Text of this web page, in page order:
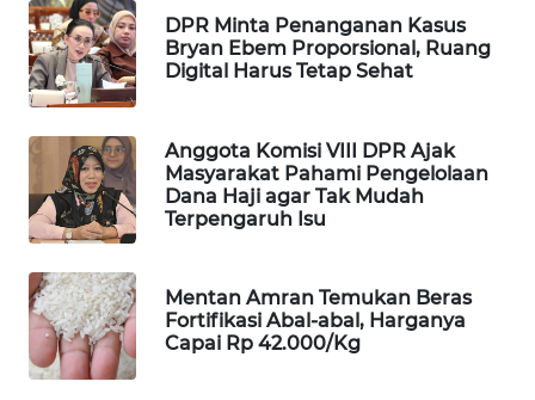
DPR Minta Penanganan Kasus
Bryan Ebem Proporsional, Ruang
Digital Harus Tetap Sehat
Anggota Komisi VIII DPR Ajak
Masyarakat Pahami Pengelolaan
Dana Haji agar Tak Mudah
Terpengaruh Isu
Mentan Amran Temukan Beras
Fortifikasi Abal-abal, Harganya
Capai Rp 42.000/Kg
OTOMOTIF
WAHANA
HEALTH
WAHANA
DESA
WISATA
LAPAK
WAHANA
Wahana
Network